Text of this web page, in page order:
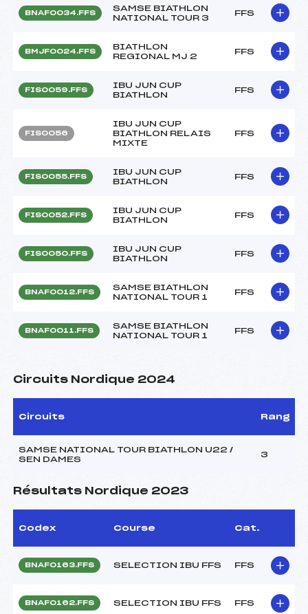
BNAF0034.FFS
SAMSE BIATHLON
NATIONAL TOUR 3
FFS
BMJF0024.FFS
BIATHLON
REGIONAL MJ 2
FFS
FIS0059.FFS
IBU JUN CUP
BIATHLON
FFS
FIS0056
IBU JUN CUP
BIATHLON RELAIS
MIXTE
FFS
FIS0055.FFS
IBU JUN CUP
BIATHLON
FFS
FIS0052.FFS
IBU JUN CUP
BIATHLON
FFS
FIS0050.FFS
IBU JUN CUP
BIATHLON
FFS
BNAF0012.FFS
SAMSE BIATHLON
NATIONAL TOUR 1
FFS
BNAF0011.FFS
SAMSE BIATHLON
NATIONAL TOUR 1
FFS
Circuits Nordique 2024
Circuits Rang
SAMSE NATIONAL TOUR BIATHLON U22 /
SEN DAMES
3
Résultats Nordique 2023
Codex Course Cat.
BNAF0163.FFS SELECTION IBU FFS FFS
BNAF0162.FFS SELECTION IBU FFS FFS